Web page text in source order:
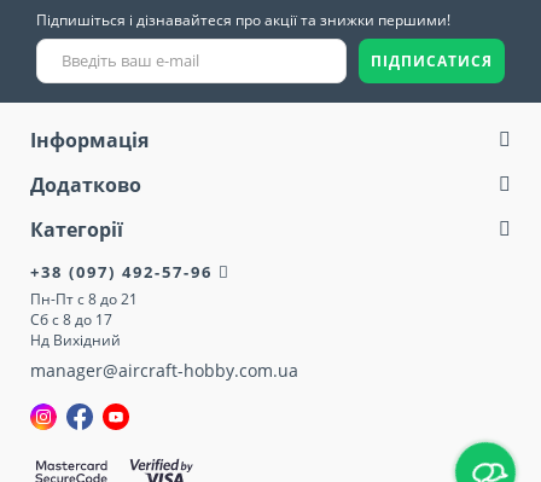
Підпишіться і дізнавайтеся про акції та знижки першими!
ПІДПИСАТИСЯ
Інформація
Додатково
Категорії
+38 (097) 492-57-96
Пн-Пт с 8 до 21
Сб с 8 до 17
Нд Вихідний
manager@aircraft-hobby.com.ua